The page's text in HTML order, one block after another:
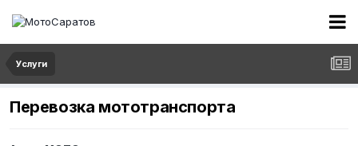
Услуги
Перевозка мототранспорта